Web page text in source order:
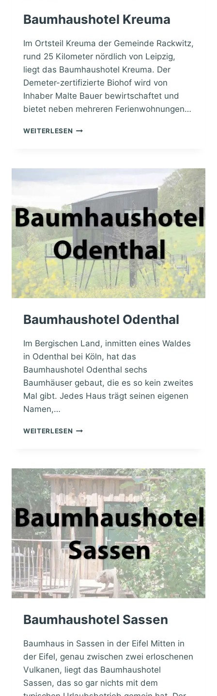
Baumhaushotel Kreuma
Im Ortsteil Kreuma der Gemeinde Rackwitz,
rund 25 Kilometer nördlich von Leipzig,
liegt das Baumhaushotel Kreuma. Der
Demeter-zertifizierte Biohof wird von
Inhaber Malte Bauer bewirtschaftet und
bietet neben mehreren Ferienwohnungen…
WEITERLESEN B
H
S
O
T
L
K
R
E
U
Baumhaushotel Odenthal
Im Bergischen Land, inmitten eines Waldes
in Odenthal bei Köln, hat das
Baumhaushotel Odenthal sechs
Baumhäuser gebaut, die es so kein zweites
Mal gibt. Jedes Haus trägt seinen eigenen
Namen,…
WEITERLESEN
H
A
U
S
H
O
T
E
L
O
D
E
N
A
Baumhaushotel Sassen
Baumhaus in Sassen in der Eifel Mitten in
der Eifel, genau zwischen zwei erloschenen
Vulkanen, liegt das Baumhaushotel
Sassen, das so gar nichts mit dem